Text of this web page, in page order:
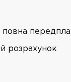
розрахунок